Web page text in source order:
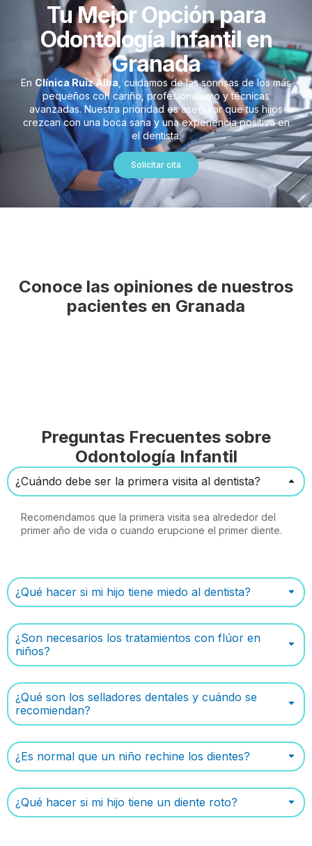
Tu Mejor Opción para
Odontología Infantil en
Granada
En Clínica Ruiz Alba, cuidamos de las sonrisas de los más
pequeños con cariño, profesionalismo y técnicas
avanzadas. Nuestra prioridad es asegurar que tus hijos
crezcan con una boca sana y una experiencia positiva en
el dentista.
Solicitar cita
Conoce las opiniones de nuestros
pacientes en Granada
Preguntas Frecuentes sobre
Odontología Infantil
¿Cuándo debe ser la primera visita al dentista?
Recomendamos que la primera visita sea alrededor del
primer año de vida o cuando erupcione el primer diente.
¿Qué hacer si mi hijo tiene miedo al dentista?
¿Son necesarios los tratamientos con flúor en
niños?
¿Qué son los selladores dentales y cuándo se
recomiendan?
¿Es normal que un niño rechine los dientes?
¿Qué hacer si mi hijo tiene un diente roto?